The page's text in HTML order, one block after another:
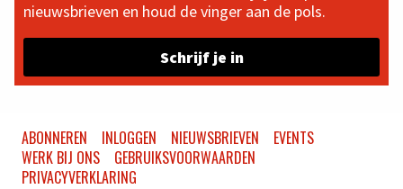
nieuwsbrieven en houd de vinger aan de pols.
Schrijf je in
ABONNEREN INLOGGEN NIEUWSBRIEVEN
EVENTS
WERK BIJ ONS
GEBRUIKSVOORWAARDEN
PRIVACYVERKLARING